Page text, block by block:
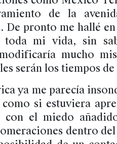
de la
De pronto me hallé
toda mi vida, sin
mucho
serán los tiempos
ya me parecía
si estuviera
el miedo
dentro